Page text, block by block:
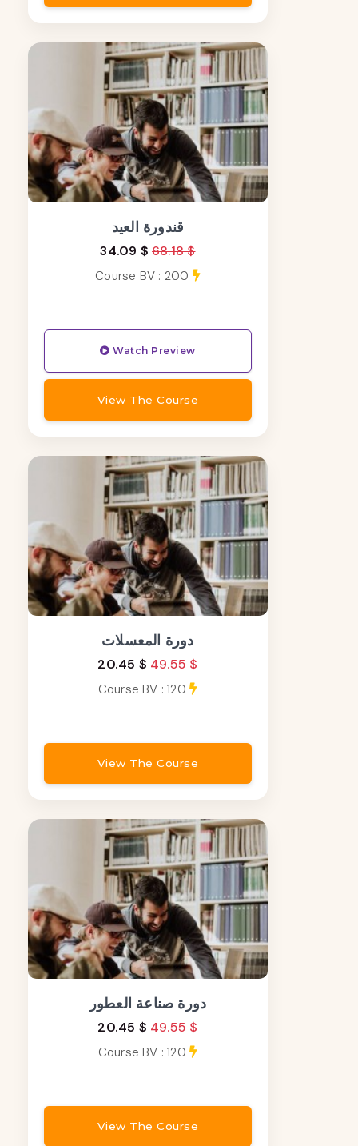
قندورة العيد
34.09 $ 68.18 $
Course BV : 200
Watch Preview
View The Course
دورة المعسلات
20.45 $ 49.55 $
Course BV : 120
View The Course
دورة صناعة العطور
20.45 $ 49.55 $
Course BV : 120
View The Course